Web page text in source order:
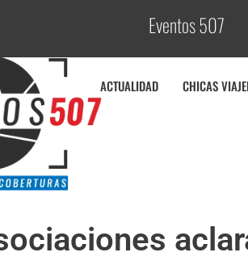
Eventos 507C
ACTUALIDAD CHICAS